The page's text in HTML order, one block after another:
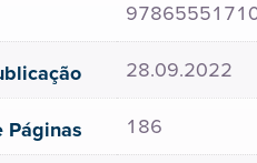
28.09.2022
Páginas 186